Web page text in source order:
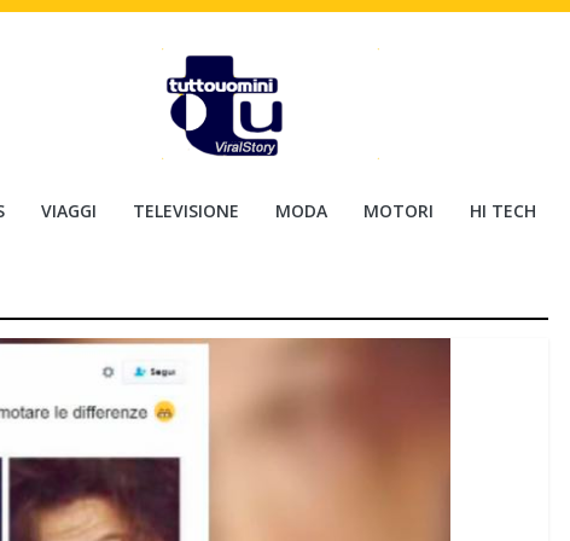
VIAGGI TELEVISIONE MODA MOTORI HI TECH